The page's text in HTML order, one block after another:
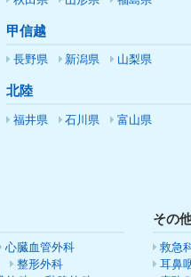
甲信越
長野県 新潟県 山梨県
北陸
福井県 石川県 富山県
心臓血管外科
整形外科
その
救急
耳鼻